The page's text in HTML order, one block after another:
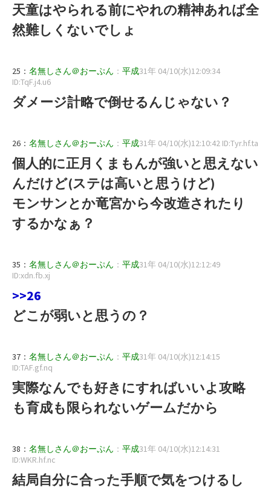
天童はやられる前にやれの精神あれば全
然難しくないでしょ
25： 名無しさん＠おーぷん ： 平成31年 04/10(水)12:09:34
ID:TqF.j4.u6
ダメージ計略で倒せるんじゃない？
26： 名無しさん＠おーぷん ： 平成31年 04/10(水)12:10:42 ID:Tyr.hf.ta
個人的に正月くまもんが強いと思えない
んだけど(ステは高いと思うけど)
モンサンとか竜宮から今改造されたり
するかなぁ？
35： 名無しさん＠おーぷん ： 平成31年 04/10(水)12:12:49
ID:xdn.fb.xj
>>26
どこが弱いと思うの？
37： 名無しさん＠おーぷん ： 平成31年 04/10(水)12:14:15
ID:TAF.gf.nq
実際なんでも好きにすればいいよ攻略
も育成も限られないゲームだから
38： 名無しさん＠おーぷん ： 平成31年 04/10(水)12:14:31
ID:WKR.hf.nc
結局自分に合った手順で気をつけるし